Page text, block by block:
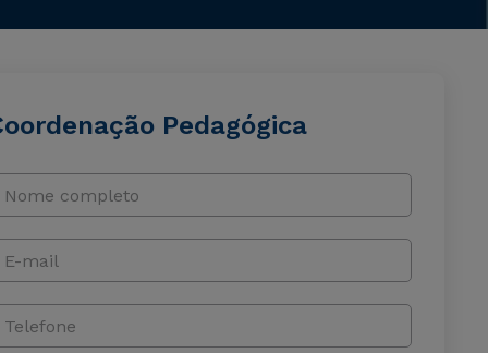
Pedagógica
Nome completo
E-mail
Telefone